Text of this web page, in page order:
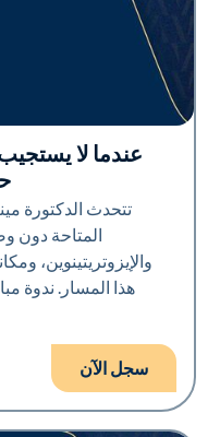
Neo Elite
عندما لا
تتحدث الدكتورة
المتاحة دون
سجل الآن